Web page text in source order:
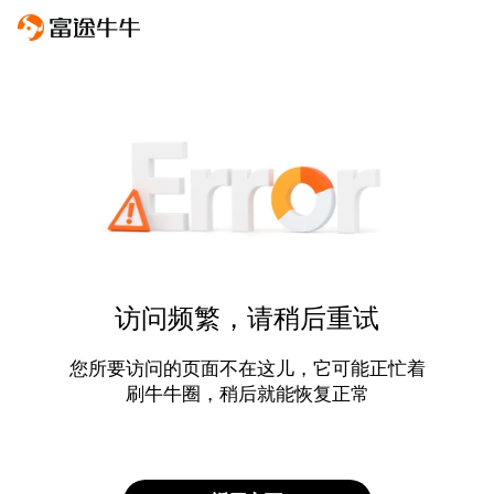
访问频繁，请稍后重试
您所要访问的页面不在这儿，它可能正忙着
刷牛牛圈，稍后就能恢复正常